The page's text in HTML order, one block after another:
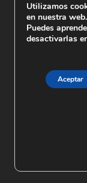
Utilizamos
en nuestra web.
Puedes
desactivarlas
Aceptar